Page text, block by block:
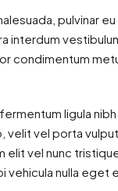
pulvinar
condimentum
ligula
velit vel porta
elit vel nunc
nulla eget